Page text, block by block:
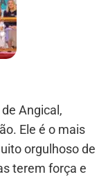
Angical,
Ele é o mais
orgulhoso de
terem força e